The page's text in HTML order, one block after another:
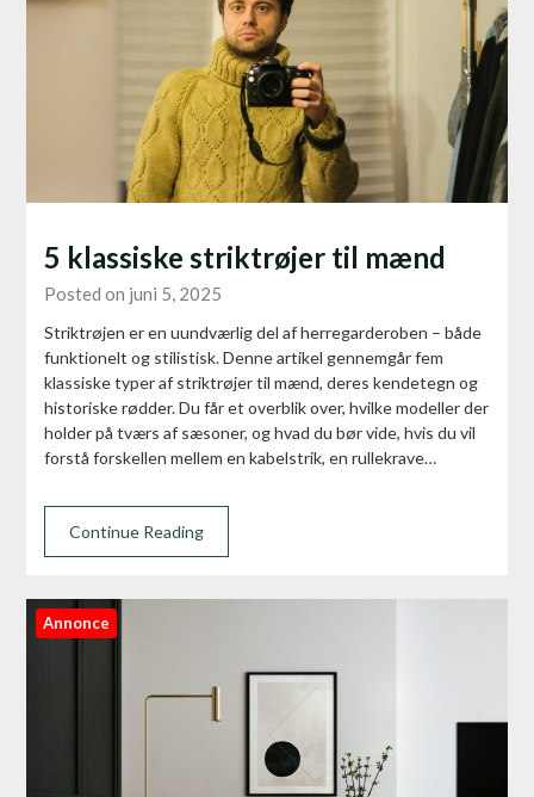
5 klassiske striktrøjer til mænd
Posted on juni 5, 2025
Striktrøjen er en uundværlig del af herregarderoben – både
funktionelt og stilistisk. Denne artikel gennemgår fem
klassiske typer af striktrøjer til mænd, deres kendetegn og
historiske rødder. Du får et overblik over, hvilke modeller der
holder på tværs af sæsoner, og hvad du bør vide, hvis du vil
forstå forskellen mellem en kabelstrik, en rullekrave…
Continue Reading
Annonce